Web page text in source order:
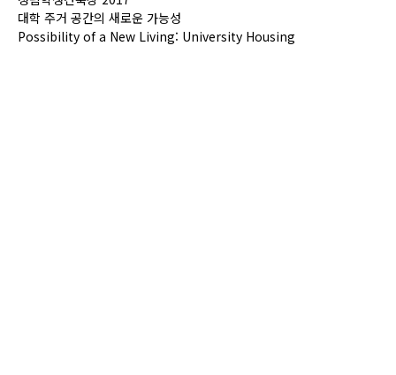
대학 주거 공간의 새로운 가능성
Possibility of a New Living: University Housing